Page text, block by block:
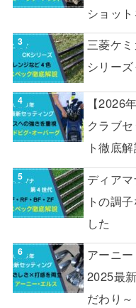
ショッ
三菱ケ
シリー
【2026
クラブ
ト徹底
ディア
トの調
した
アーニ
2025最
だわり～